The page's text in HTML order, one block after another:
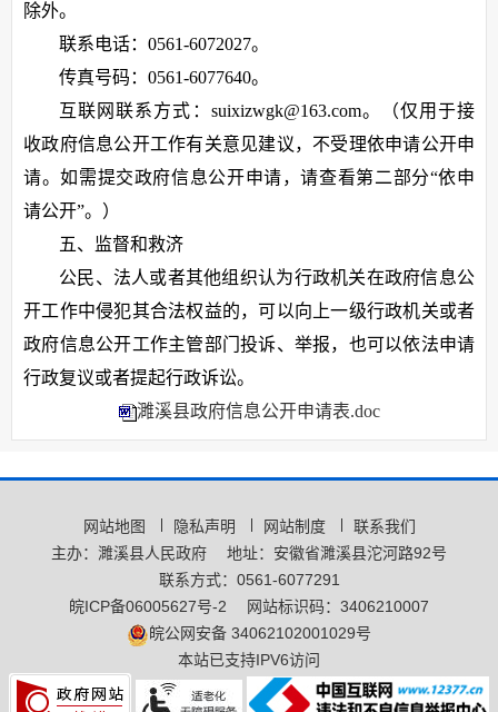
除外。
联系电话：0561-6072027。
传真号码：0561-6077640。
互联网联系方式：suixizwgk@163.com。（仅用于接
收政府信息公开工作有关意见建议，不受理依申请公开申
请。如需提交政府信息公开申请，请查看第二部分“依申
请公开”。）
五、监督和救济
公民、法人或者其他组织认为行政机关在政府信息公
开工作中侵犯其合法权益的，可以向上一级行政机关或者
政府信息公开工作主管部门投诉、举报，也可以依法申请
行政复议或者提起行政诉讼。
濉溪县政府信息公开申请表.doc
网站地图 隐私声明 网站制度
联系我们
主办：濉溪县人民政府
地址：安徽省濉溪县沱河路92号
联系方式：0561-6077291
皖ICP备06005627号-2
网站标识码：3406210007
皖公网安备 34062102001029号
本站已支持IPV6访问